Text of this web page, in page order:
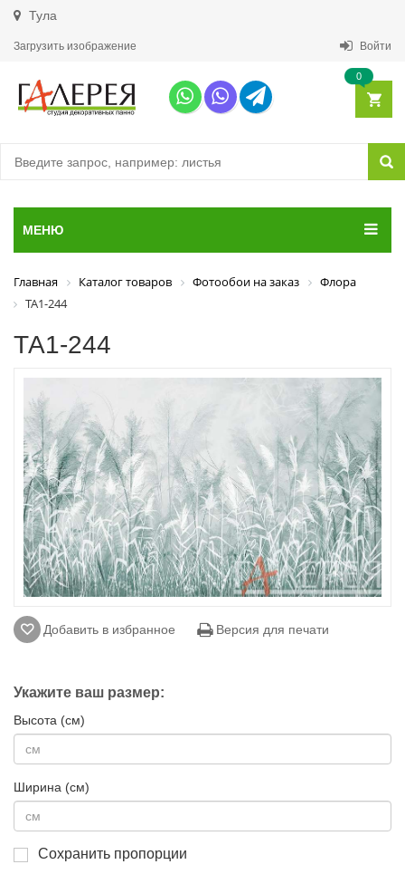
Тула
Загрузить изображение Войти
0
МЕНЮ
Главная Каталог товаров Фотообои на заказ
Флора
ТА1-244
ТА1-244
Добавить в избранное Версия для печати
Укажите ваш размер:
Высота (см)
Ширина (см)
Сохранить пропорции